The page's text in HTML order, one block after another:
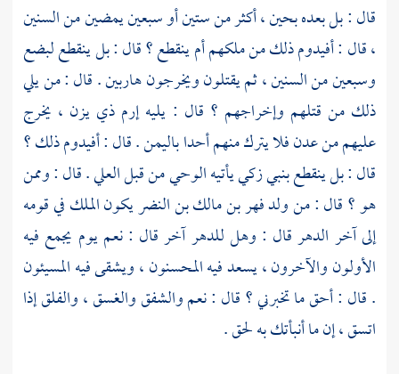
قال : بل بعده بحين ، أكثر من ستين أو سبعين يمضين من السنين
، قال : أفيدوم ذلك من ملكهم أم ينقطع ؟ قال : بل ينقطع لبضع
وسبعين من السنين ، ثم يقتلون ويخرجون هاربين . قال : من يلي
ذلك من قتلهم وإخراجهم ؟ قال : يليهإرم ذي يزن ، يخرج
عليهم منعدنفلا يترك منهم أحداباليمن. قال : أفيدوم ذلك ؟
قال : بل ينقطع بنبي زكي يأتيه الوحي من قبل العلي . قال : وممن
هو ؟ قال : من ولدفهر بن مالك بن النضريكون الملك في قومه
إلى آخر الدهر قال : وهل للدهر آخر قال : نعم يوم يجمع فيه
الأولون والآخرون ، يسعد فيه المحسنون ، ويشقى فيه المسيئون
. قال : أحق ما تخبرني ؟ قال : نعم والشفق والغسق ، والفلق إذا
اتسق ، إن ما أنبأتك به لحق .